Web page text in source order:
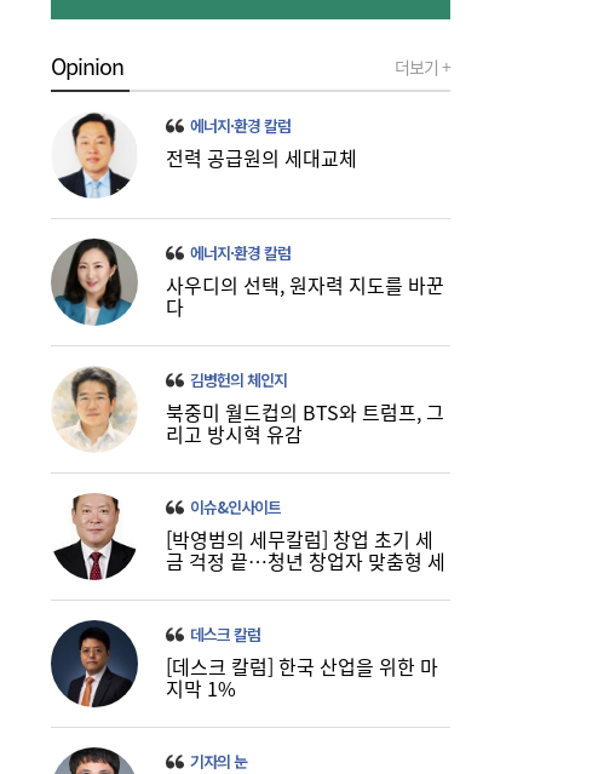
10:08 주유소 기름값 12주 연속 하락…다음주는?
Opinion 더보기 +
에너지·환경 칼럼
전력 공급원의 세대교체
에너지·환경 칼럼
사우디의 선택, 원자력 지도를 바꾼
다
김병헌의 체인지
북중미 월드컵의 BTS와 트럼프, 그
리고 방시혁 유감
이슈&인사이트
[박영범의 세무칼럼] 창업 초기 세
금 걱정 끝…청년 창업자 맞춤형 세
데스크 칼럼
[데스크 칼럼] 한국 산업을 위한 마
지막 1%
기자의 눈